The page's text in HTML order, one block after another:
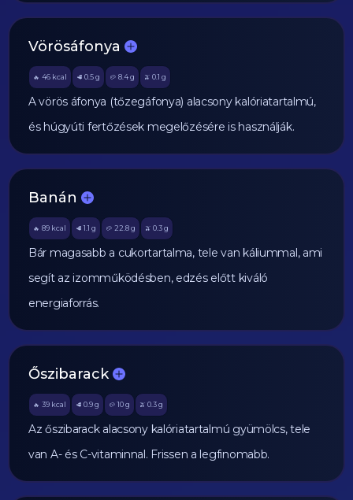
Vörösáfonya
🔥 46 kcal 🥩 0.5g 🥔 8.4 g 🫒 0.1 g
A vörös áfonya (tőzegáfonya) alacsony kalóriatartalmú,
és húgyúti fertőzések megelőzésére is használják.
Banán
🔥 89 kcal 🥩 1.1 g 🥔 22.8 g 🫒 0.3g
Bár magasabb a cukortartalma, tele van káliummal, ami
segít az izomműködésben, edzés előtt kiváló
energiaforrás.
Őszibarack
🔥 39 kcal 🥩 0.9g 🥔 10 g 🫒 0.3g
Az őszibarack alacsony kalóriatartalmú gyümölcs, tele
van A- és C-vitaminnal. Frissen a legfinomabb.